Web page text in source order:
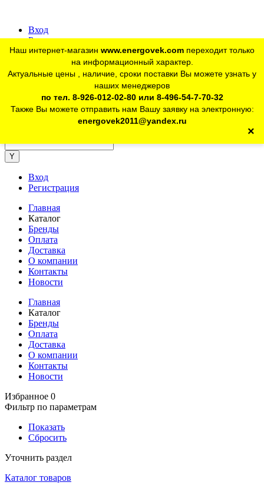
Вход
Регистрация
Для юр. лиц:+7 (926) 012-02-80
telegram Розничный магазин:+7 (925) 902-46-10
Наш интернет-магазин www.energovek.com переходит только
на информационный характер.
Актуальные цены , наличие, сроки поставки Вы можете узнать у
наших менеджеров
по тел. 8-926-012-02-80 или 8-496-54-7-70-32
Также Вы можете отправить нам Вашу заявку на электронную:
energovek2011@yandex.ru
×
Вход
Регистрация
Главная
Каталог
Бренды
Оплата
Доставка
О компании
Контакты
Новости
Главная
Каталог
Бренды
Оплата
Доставка
О компании
Контакты
Новости
Избранное 0
Фильтр по параметрам
Показать
Сбросить
Уточнить раздел
Каталог товаров